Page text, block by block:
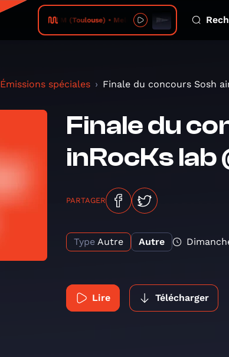
Campus FM (Toulouse) • Melodious Mosaic - 2026-08-07 - no
Émissions spéciales Finale du concours Sosh
Finale du
inRocKs lab
PARTAGER
Type Autre Autre
Lire Télécharger